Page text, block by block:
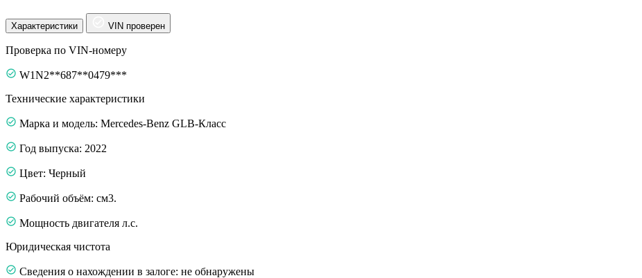
Характеристики VIN проверен
Проверка по VIN-номеру
W1N2**687**0479***
Технические характеристики
Марка и модель: Mercedes-Benz GLB-Класс
Год выпуска: 2022
Цвет: Черный
Рабочий объём: см3.
Мощность двигателя л.с.
Юридическая чистота
Сведения о нахождении в залоге: не обнаружены